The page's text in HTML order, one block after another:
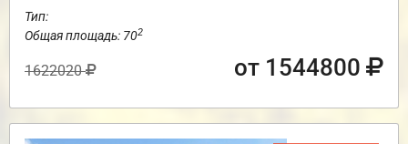
Тип:
Общая площадь: 702
1622020 от 1544800